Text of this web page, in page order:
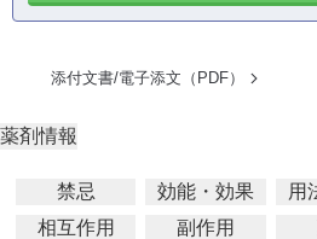
添付文書/電子添文（PDF）
薬剤情報
禁忌 効能・効果 用
相互作用
副作用